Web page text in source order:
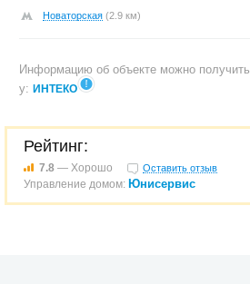
Новаторская (2.9 км)
Информацию об объекте можно получить
у: ИНТЕКО
Рейтинг:
7.8 — Хорошо Оставить отзыв
Управление домом: Юнисервис